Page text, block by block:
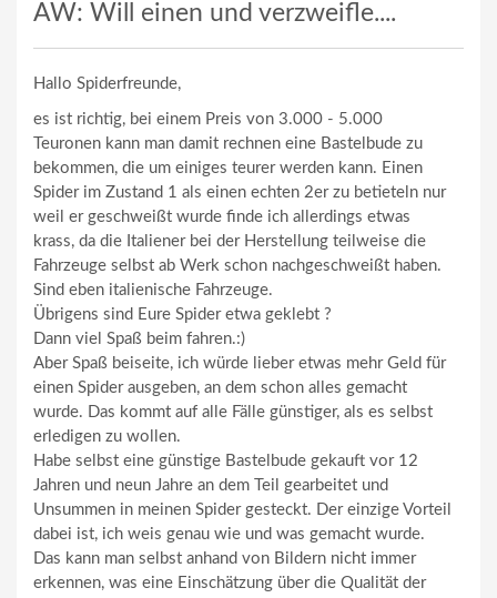
AW: Will einen und verzweifle....
Hallo Spiderfreunde,
es ist richtig, bei einem Preis von 3.000 - 5.000
Teuronen kann man damit rechnen eine Bastelbude zu
bekommen, die um einiges teurer werden kann. Einen
Spider im Zustand 1 als einen echten 2er zu betieteln nur
weil er geschweißt wurde finde ich allerdings etwas
krass, da die Italiener bei der Herstellung teilweise die
Fahrzeuge selbst ab Werk schon nachgeschweißt haben.
Sind eben italienische Fahrzeuge.
Übrigens sind Eure Spider etwa geklebt ?
Dann viel Spaß beim fahren.:)
Aber Spaß beiseite, ich würde lieber etwas mehr Geld für
einen Spider ausgeben, an dem schon alles gemacht
wurde. Das kommt auf alle Fälle günstiger, als es selbst
erledigen zu wollen.
Habe selbst eine günstige Bastelbude gekauft vor 12
Jahren und neun Jahre an dem Teil gearbeitet und
Unsummen in meinen Spider gesteckt. Der einzige Vorteil
dabei ist, ich weis genau wie und was gemacht wurde.
Das kann man selbst anhand von Bildern nicht immer
erkennen, was eine Einschätzung über die Qualität der